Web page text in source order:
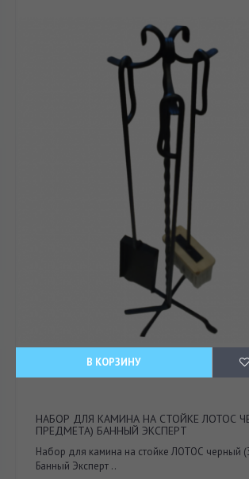
В КОРЗИНУ
НАБОР ДЛЯ КАМИНА НА СТОЙКЕ ЛОТОС
ПРЕДМЕТА) БАННЫЙ ЭКСПЕРТ
Набор для камина на стойке ЛОТОС черный
Банный Эксперт ..